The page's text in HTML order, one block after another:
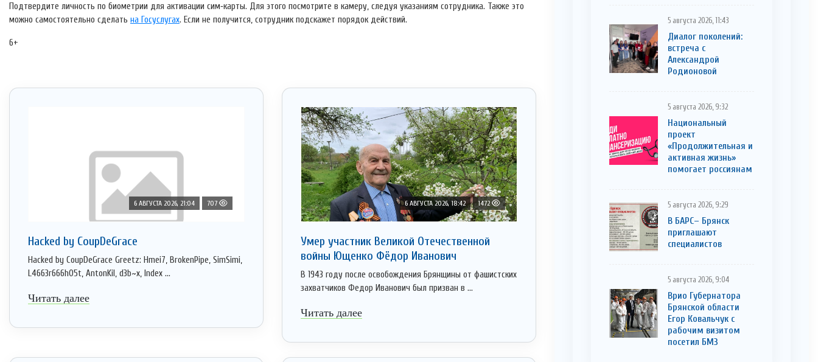
Подтвердите личность по биометрии для активации сим‑карты. Для этого посмотрите в камеру, следуя указаниям сотрудника. Также это
можно самостоятельно сделать на Госуслугах. Если не получится, сотрудник подскажет порядок действий.
6+
6 АВГУСТА 2026, 21:04 707
Hacked by CoupDeGrace
Hacked by CoupDeGrace Greetz: Hmei7, BrokenPipe, SimSimi,
L4663r666h05t, AntonKil, d3b~x, Index ...
Читать далее
6 АВГУСТА 2026, 18:42 1472
Умер участник Великой Отечественной
войны Ющенко Фёдор Иванович
В 1943 году после освобождения Брянщины от фашистских
захватчиков Федор Иванович был призван в ...
Читать далее
5 августа 2026, 11:43
Диалог поколений:
встреча с
Александрой
Родионовой
5 августа 2026, 9:32
Национальный
проект
«Продолжительная и
активная жизнь»
помогает россиянам
5 августа 2026, 9:29
В БАРС– Брянcк
приглaшают
cпециaлистoв
5 августа 2026, 9:04
Врио Губернатора
Брянской области
Егор Ковальчук с
рабочим визитом
посетил БМЗ